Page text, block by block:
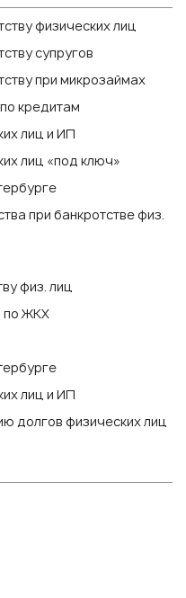
физических лиц
супругов
при микрозаймах
кредитам
лиц и ИП
лиц «под ключ»
при банкротстве физ.
физ. лиц
по ЖКХ
лиц и ИП
долгов физических лиц